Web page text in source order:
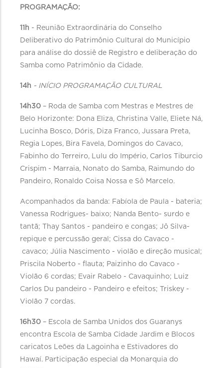
PROGRAMAÇÃO:
11h - Reunião Extraordinária do Conselho
Deliberativo do Patrimônio Cultural do Município
para análise do dossiê de Registro e deliberação do
Samba como Patrimônio da Cidade.
14h - INÍCIO PROGRAMAÇÃO CULTURAL
14h30 – Roda de Samba com Mestras e Mestres de
Belo Horizonte: Dona Eliza, Christina Valle, Eliete Ná,
Lucinha Bosco, Dóris, Diza Franco, Jussara Preta,
Regia Lopes, Bira Favela, Domingos do Cavaco,
Fabinho do Terreiro, Lulu do Império, Carlos Tiburcio
Crispim - Marraia, Nonato do Samba, Raimundo do
Pandeiro, Ronaldo Coisa Nossa e Sô Marcelo.
Acompanhados da banda: Fabíola de Paula - bateria;
Vanessa Rodrigues- baixo; Nanda Bento- surdo e
tantã; Thay Santos - pandeiro e congas; Jô Silva-
repique e percussão geral; Cissa do Cavaco -
cavaco; Júlia Nascimento - violão e direção musical;
Priscila Noberto - flauta; Paizinho do Cavaco -
Violão 6 cordas; Evair Rabelo - Cavaquinho; Luiz
Carlos Du pandeiro - Pandeiro e efeitos; Triskey -
Violão 7 cordas.
16h30 – Escola de Samba Unidos dos Guaranys
encontra Escola de Samba Cidade Jardim e Blocos
caricatos Leões da Lagoinha e Estivadores do
Hawaí. Participação especial da Monarquia do